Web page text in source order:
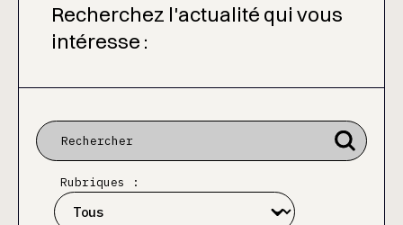
Recherchez l'actualité qui vous
intéresse :
Rubriques :